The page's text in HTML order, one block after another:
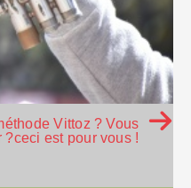
Vittoz ? Vous
?ceci est pour vous !